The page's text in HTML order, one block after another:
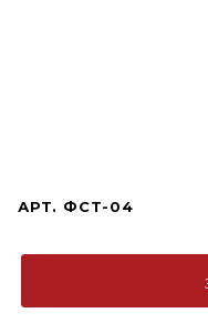
АРТ. ФСТ-04